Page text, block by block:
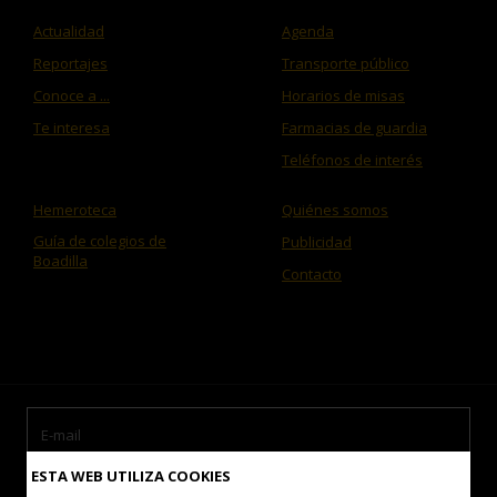
Actualidad
Reportajes
Conoce a ...
Te interesa
Agenda
Transporte público
Horarios de misas
Farmacias de guardia
Teléfonos de interés
Hemeroteca
Guía de colegios de
Boadilla
Quiénes somos
Publicidad
Contacto
ESTA WEB UTILIZA COOKIES